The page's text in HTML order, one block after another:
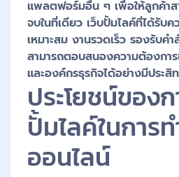
แพลตฟอร์มอื่น ๆ เพื่อให้ลูกค้าส
จบในที่เดียว เว็บปั้มไลค์ที่ได้รับ
เหมาะสม งานรวดเร็ว รองรับค
สามารถตอบสนองความต้องกา
และองค์กรธุรกิจได้อย่างมีประสิ
ประโยชน์ของก
ปั้มไลค์ในการ
ออนไลน์